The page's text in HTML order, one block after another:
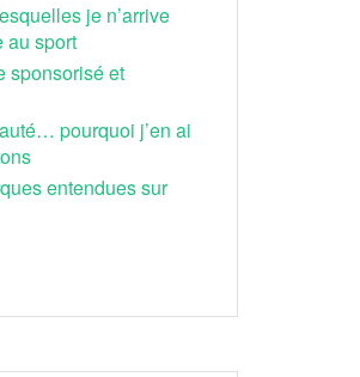
je n’arrive
au sport
sponsorisé et
pourquoi j’en ai
entendues sur